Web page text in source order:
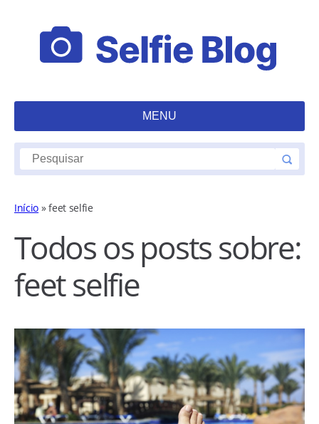
MENU
Início »feet selfie
Todos os posts sobre:
feet selfie